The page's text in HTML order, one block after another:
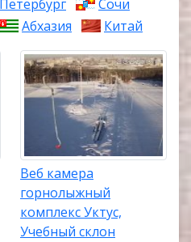
Сочи
Абхазия Китай
Веб камера
горнолыжный
комплекс Уктус,
Учебный склон